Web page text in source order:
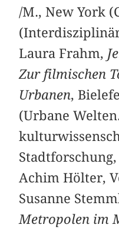
/M., New York
Laura Frahm,
Zur filmischen
Urbanen,
(Urbane
Stadtforschung,
Achim Hölter,
Susanne
Metropolen im